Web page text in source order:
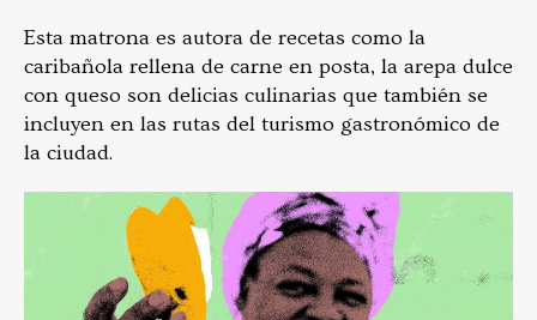
Esta matrona es autora de recetas como la
caribañola rellena de carne en posta, la arepa dulce
con queso son delicias culinarias que también se
incluyen en las rutas del turismo gastronómico de
la ciudad.